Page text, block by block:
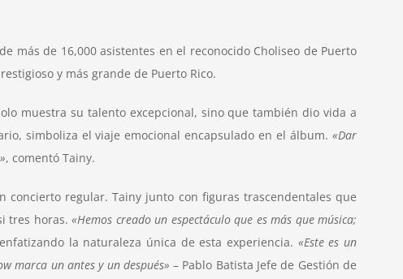
más de 16,000 asistentes en el reconocido Choliseo de Puerto
y más grande de Puerto Rico.
muestra su talento excepcional, sino que también dio vida a
simboliza el viaje emocional encapsulado en el álbum.«Dar
, comentó Tainy.
concierto regular.Tainy junto con figuras trascendentales que
tres horas.«Hemos creado un espectáculo que es más que música;
la naturaleza única de esta experiencia. «Este es un
marca un antes y un después» – Pablo Batista Jefe de Gestión de